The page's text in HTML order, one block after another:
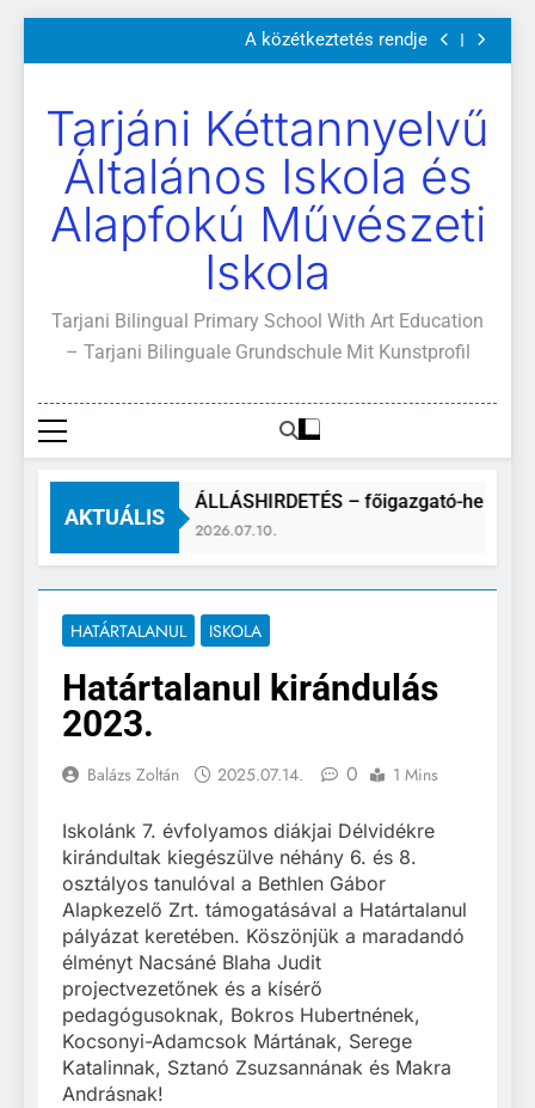
a
Szülői értekezletek 2026. május 04-14.
A közétkeztetés rendje
Kötelező és ajánlott olvasmányok
Szülői értekezletek 2026. május 04-14.
A közétkeztetés rendje
Kötelező és ajánlott olvasmányok
A Mi Világunk!
Tarjáni Kéttannyelvű
Általános Iskola és
Alapfokú Művészeti
Iskola
Tarjani Bilingual Primary School With Art Education
– Tarjani Bilinguale Grundschule Mit Kunstprofil
AKTUÁLIS
ÁLLÁSHIRDETÉS – főigazgató-helyettes
2026.07.10.
HATÁRTALANUL ISKOLA
Határtalanul kirándulás
2023.
Balázs Zoltán 2025.07.14. 0 1 Mins
Iskolánk 7. évfolyamos diákjai Délvidékre
kirándultak kiegészülve néhány 6. és 8.
osztályos tanulóval a Bethlen Gábor
Alapkezelő Zrt. támogatásával a Határtalanul
pályázat keretében. Köszönjük a maradandó
élményt Nacsáné Blaha Judit
projectvezetőnek és a kísérő
pedagógusoknak, Bokros Hubertnének,
Kocsonyi-Adamcsok Mártának, Serege
Katalinnak, Sztanó Zsuzsannának és Makra
Andrásnak!